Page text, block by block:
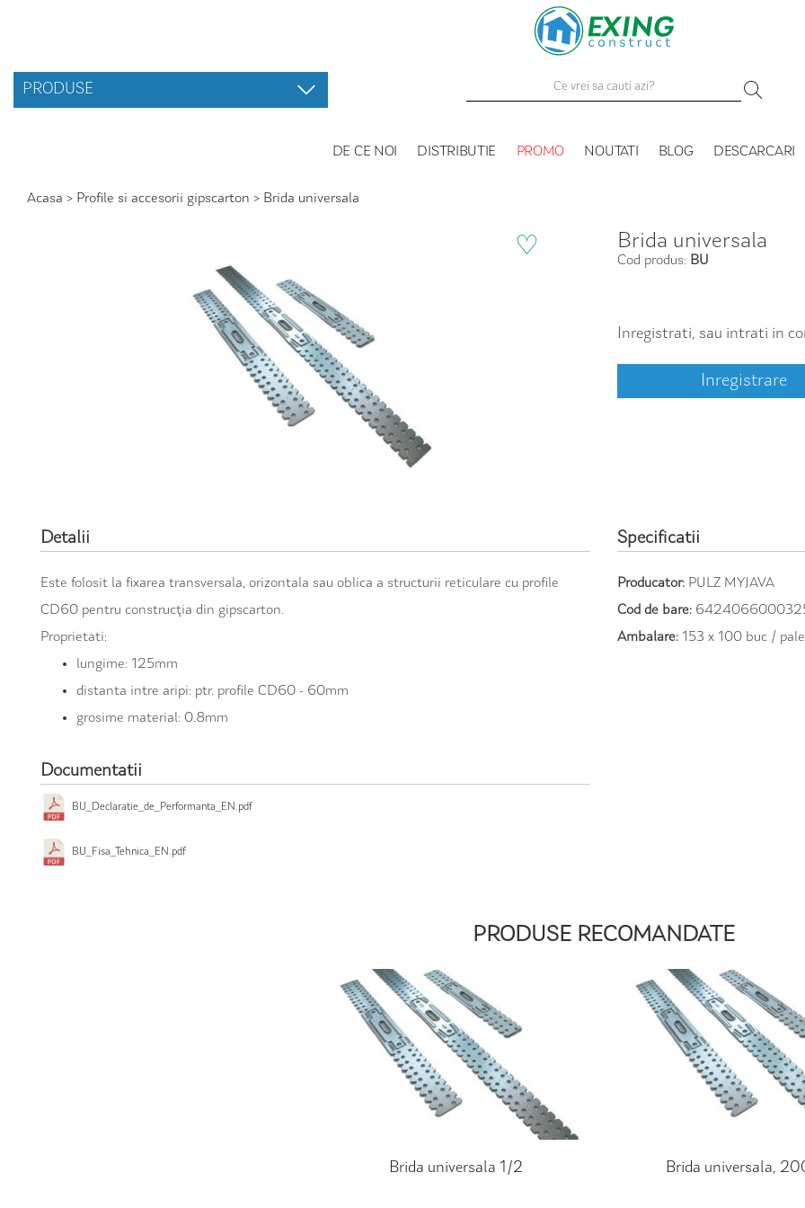
PRODUSE
DE CE NOI DISTRIBUTIE PROMO NOUTATI BLOG DESCARCARI
Acasa > Profile si accesorii gipscarton > Brida universala
♡ Brida universala
Cod produs: BU
Inregistrati, sau intrati in
Inregistrare
Detalii
Este folosit la fixarea transversala, orizontala sau oblica a structurii reticulare cu profile
CD60 pentru construcţia din gipscarton.
Proprietati:
lungime: 125mm
distanta intre aripi: ptr. profile CD60 - 60mm
grosime material: 0.8mm
Documentatii
BU_Declaratie_de_Performanta_EN.pdf
BU_Fisa_Tehnica_EN.pdf
Specificatii
Producator: PULZ MYJAVA
Cod de bare:
Ambalare: 153 x 100 buc /
PRODUSE RECOMANDATE
Brida universala 1/2 Brida universala,